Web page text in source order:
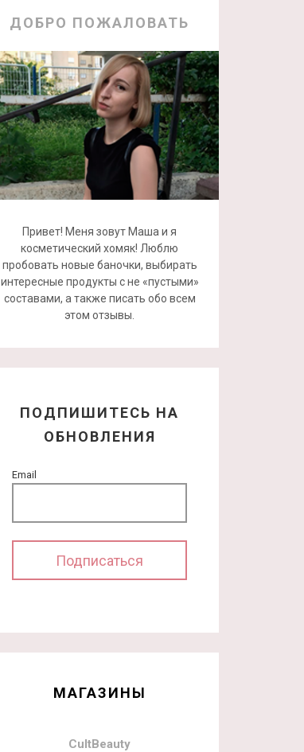
ДОБРО ПОЖАЛОВАТЬ
Привет! Меня зовут Маша и я
косметический хомяк! Люблю
пробовать новые баночки, выбирать
интересные продукты с не «пустыми»
составами, а также писать обо всем
этом отзывы.
ПОДПИШИТЕСЬ НА
ОБНОВЛЕНИЯ
Email
МАГАЗИНЫ
CultBeauty